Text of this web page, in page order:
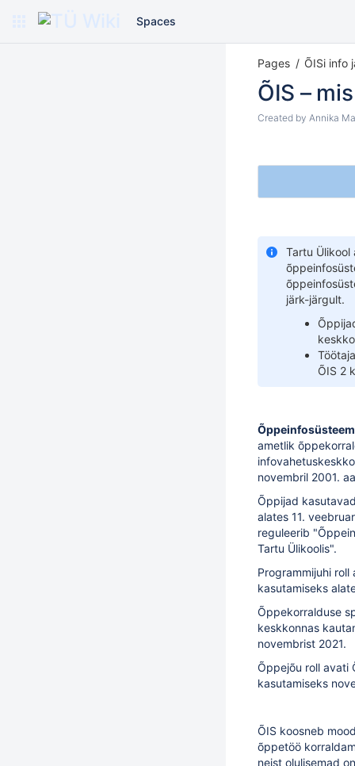
Spaces
Pages ÕISi info
ÕIS –
Created by Annika
Tartu Ülikool
järk-järgult.
ÕIS 2
Õppeinfosüsteem
ametlik
novembril 2001.
Õppijad
alates 11.
reguleerib "
Tartu Ülikoolis".
Programmijuhi roll
kasutamiseks
Õppekorralduse
keskkonnas
novembrist 2021.
Õppejõu roll avati
kasutamiseks
ÕIS koosneb
õppetöö
neist olulisemad